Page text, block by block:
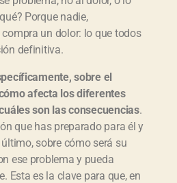
Porque nadie,
un dolor: lo que todos
definitiva.
sobre el
afecta los diferentes
son las consecuencias.
que has preparado para él y
sobre cómo será su
ese problema y pueda
Esta es la clave para que, en